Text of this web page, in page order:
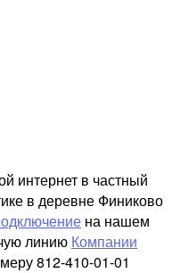
интернет в частный
в деревне Финиково
на нашем
линию Компании
812-410-01-01